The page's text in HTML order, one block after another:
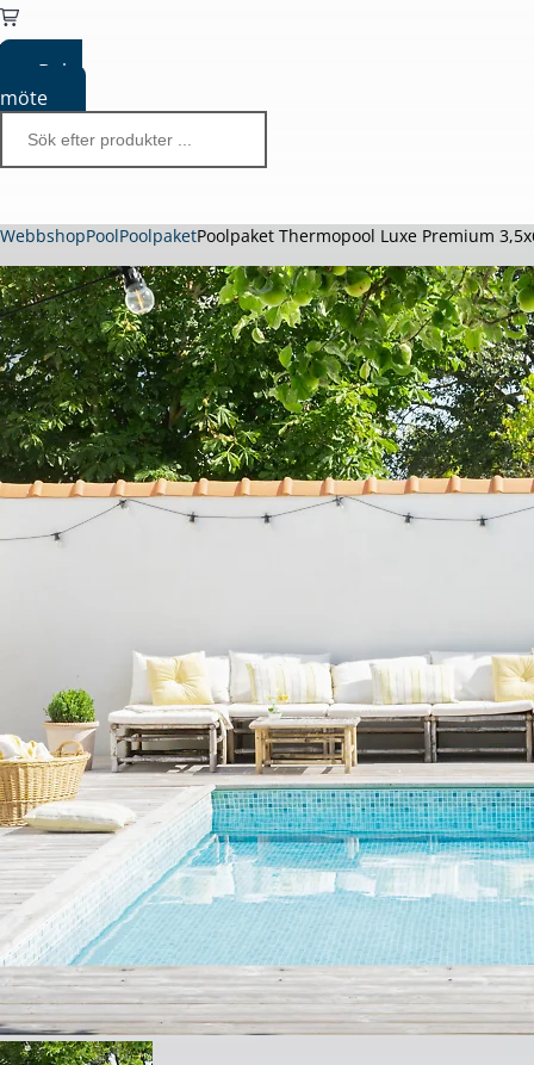
Boka
möte
WebbshopPoolPoolpaketPoolpaket Thermopool Luxe Premium